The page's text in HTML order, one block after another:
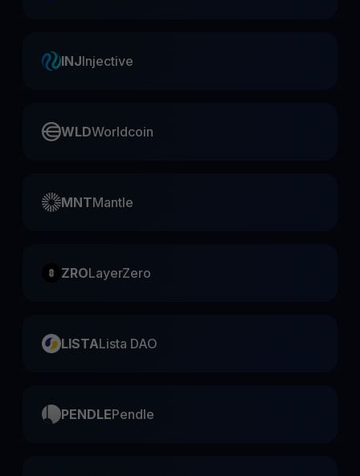
INJInjective
WLDWorldcoin
MNTMantle
ZROLayerZero
LISTALista DAO
PENDLEPendle